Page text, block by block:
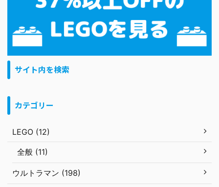
サイト内を検索
カテゴリー
LEGO (12)
全般 (11)
ウルトラマン (198)